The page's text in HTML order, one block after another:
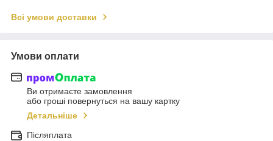
Всі умови доставки
Умови оплати
Ви отримаєте замовлення
або гроші повернуться на вашу картку
Детальніше
Післяплата